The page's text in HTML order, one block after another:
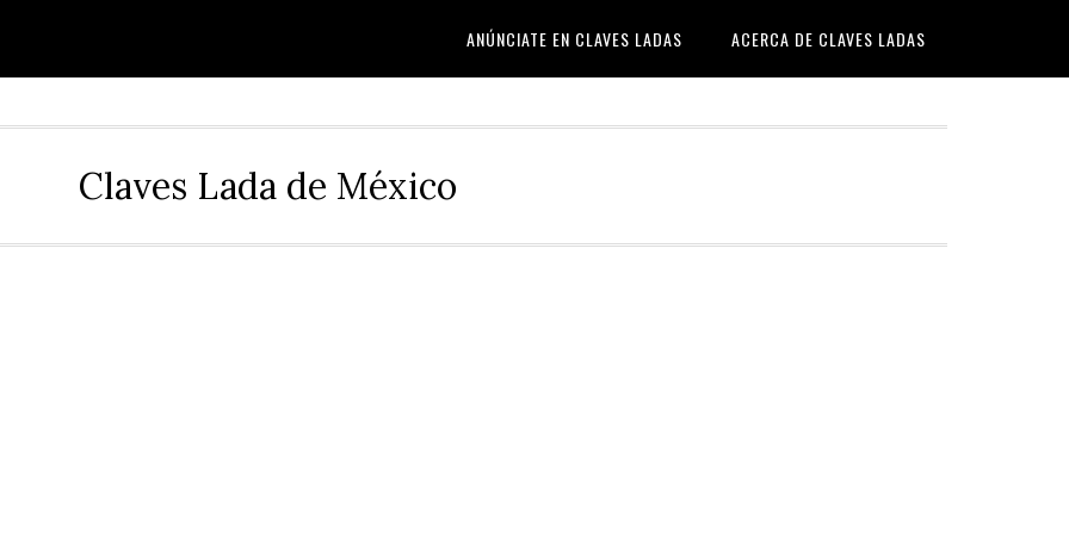
ANÚNCIATE EN CLAVES LADAS ACERCA DE CLAVES LADAS
Claves Lada de México